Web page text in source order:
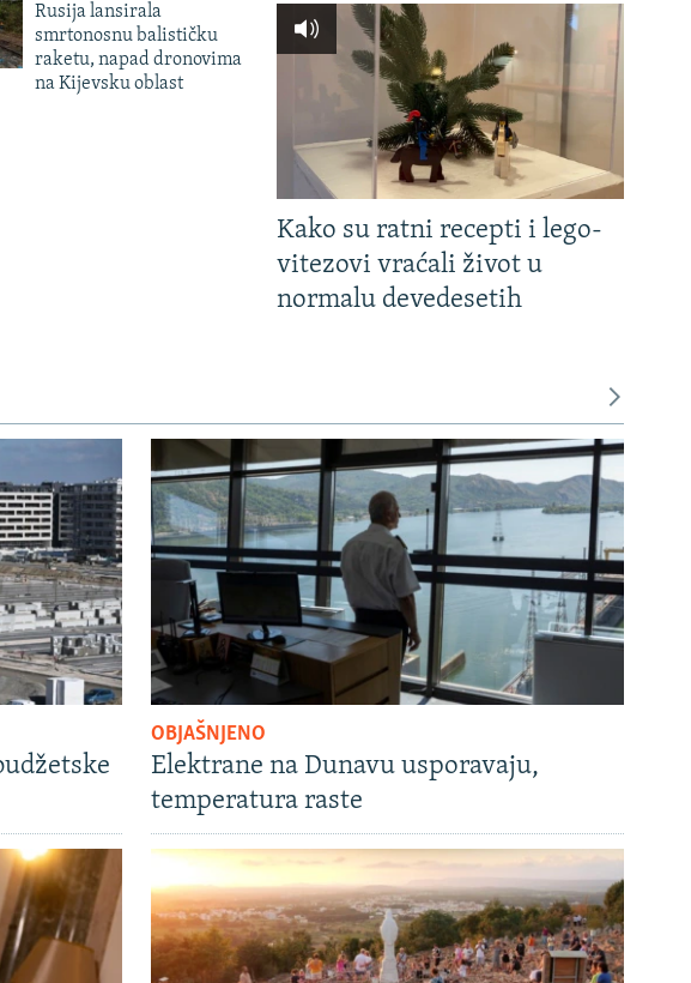
Rusija lansirala
smrtonosnu balističku
raketu, napad dronovima
na Kijevsku oblast
Kako su ratni recepti i lego-
vitezovi vraćali život u
normalu devedesetih
OBJAŠNJENO
Elektrane na Dunavu usporavaju,
temperatura raste